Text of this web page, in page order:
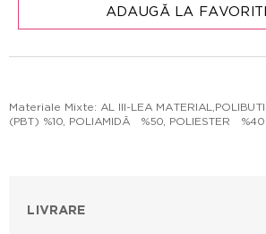
ADAUGĂ LA
Materiale Mixte: AL III-LEA
(PBT) %10, POLIAMIDĂ %50, POLIESTER %40
LIVRARE